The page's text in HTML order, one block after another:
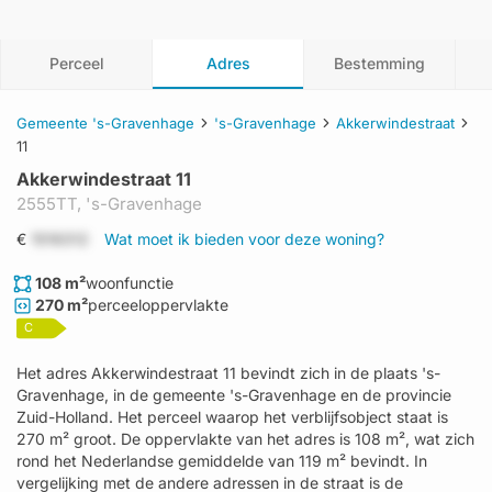
Perceel Adres Bestemming
Gemeente 's-Gravenhage 's-Gravenhage
Akkerwindestraat
11
Akkerwindestraat 11
2555TT, 's-Gravenhage
€ Wat moet ik bieden voor deze woning?
108 m²woonfunctie
270 m²perceeloppervlakte
C
Het adres Akkerwindestraat 11 bevindt zich in de plaats 's-
Gravenhage, in de gemeente 's-Gravenhage en de provincie
Zuid-Holland. Het perceel waarop het verblijfsobject staat is
270 m² groot. De oppervlakte van het adres is 108 m², wat zich
rond het Nederlandse gemiddelde van 119 m² bevindt. In
vergelijking met de andere adressen in de straat is de